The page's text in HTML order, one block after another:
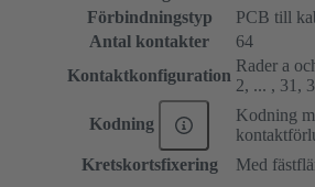
Förbindningstyp
PCB till
Antal kontakter
64
Kontaktkonfiguration
Rader a
2, ... , 31,
Kodning
Kodning
Kretskortsfixering
Med